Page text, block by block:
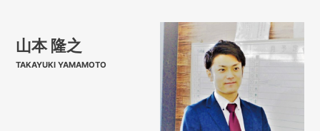
山本 隆之
TAKAYUKI YAMAMOTO